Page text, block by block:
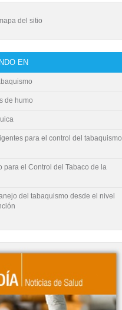
EN
de humo
para el control del tabaquismo
para el Control del Tabaco de la
del tabaquismo desde el nivel